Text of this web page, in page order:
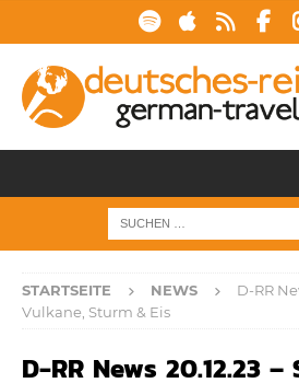
STARTSEITE NEWS
D-RR
Vulkane, Sturm & Eis
D-RR News 20.12.23 –